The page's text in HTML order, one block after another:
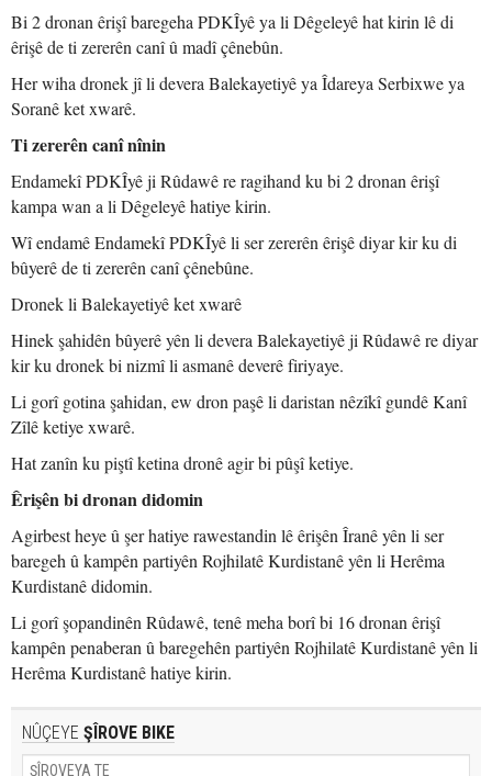
Bi 2 dronan êrişî baregeha PDKÎyê ya li Dêgeleyê hat kirin lê di
êrişê de ti zererên canî û madî çênebûn.
Her wiha dronek jî li devera Balekayetiyê ya Îdareya Serbixwe ya
Soranê ket xwarê.
Ti zererên canî nînin
Endamekî PDKÎyê ji Rûdawê re ragihand ku bi 2 dronan êrişî
kampa wan a li Dêgeleyê hatiye kirin.
Wî endamê Endamekî PDKÎyê li ser zererên êrişê diyar kir ku di
bûyerê de ti zererên canî çênebûne.
Dronek li Balekayetiyê ket xwarê
Hinek şahidên bûyerê yên li devera Balekayetiyê ji Rûdawê re diyar
kir ku dronek bi nizmî li asmanê deverê firiyaye.
Li gorî gotina şahidan, ew dron paşê li daristan nêzîkî gundê Kanî
Zîlê ketiye xwarê.
Hat zanîn ku piştî ketina dronê agir bi pûşî ketiye.
Êrişên bi dronan didomin
Agirbest heye û şer hatiye rawestandin lê êrişên Îranê yên li ser
baregeh û kampên partiyên Rojhilatê Kurdistanê yên li Herêma
Kurdistanê didomin.
Li gorî şopandinên Rûdawê, tenê meha borî bi 16 dronan êrişî
kampên penaberan û baregehên partiyên Rojhilatê Kurdistanê yên li
Herêma Kurdistanê hatiye kirin.
NÛÇEYE ŞÎROVE BIKE